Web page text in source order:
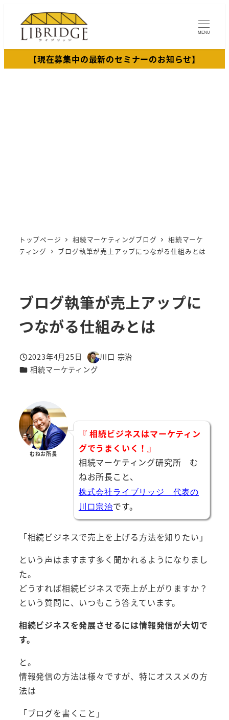
ン
MENU
【現在募集中の最新のセミナーのお知らせ】
トップページ 相続マーケティングブログ
相続マーケ
ティング
ブログ執筆が売上アップにつながる仕組みとは
ブログ執筆が売上アップに
つながる仕組みとは
投稿日
2023年4月25日
著
者
川口 宗治
カテゴリー
相続マーケティング
むねお所長
『 相続ビジネスはマーケティン
グでうまくいく！』
相続マーケティング研究所 む
ねお所長こと、
株式会社ライブリッジ 代表の
川口宗治です。
「相続ビジネスで売上を上げる方法を知りたい」
という声はますます多く聞かれるようになりまし
た。
どうすれば相続ビジネスで売上が上がりますか？
という質問に、いつもこう答えています。
相続ビジネスを発展させるには情報発信が大切で
す。
と。
情報発信の方法は様々ですが、特にオススメの方
法は
「ブログを書くこと」